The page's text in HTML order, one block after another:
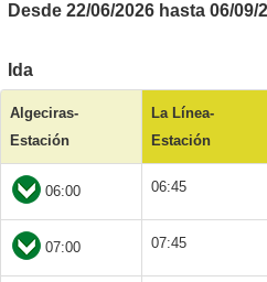
Desde 22/06/2026 hasta 06/09/
Ida
Algeciras-
Estación
La Línea-
Estación
06:00 06:45
07:00 07:45